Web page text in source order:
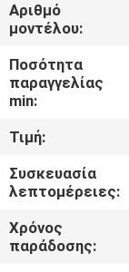
ΠΟΙΟΤΙΚΌΣ
ΈΛΕΓΧΟΣ
ΜΑΣ
ΕΛΆΤΕ
ΣΕ
ΕΠΑΦΉ
ΜΕ
Αριθμό
μοντέλου:
Ποσότητα
παραγγελίας
min:
Τιμή:
Συσκευασία
λεπτομέρειες:
Χρόνος
παράδοσης: